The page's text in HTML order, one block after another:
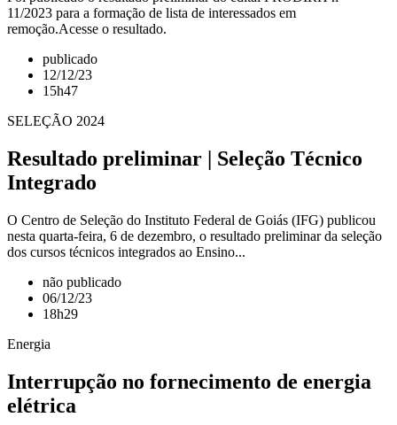
11/2023 para a formação de lista de interessados em
remoção.Acesse o resultado.
publicado
12/12/23
15h47
SELEÇÃO 2024
Resultado preliminar | Seleção Técnico
Integrado
O Centro de Seleção do Instituto Federal de Goiás (IFG) publicou
nesta quarta-feira, 6 de dezembro, o resultado preliminar da seleção
dos cursos técnicos integrados ao Ensino...
não publicado
06/12/23
18h29
Energia
Interrupção no fornecimento de energia
elétrica